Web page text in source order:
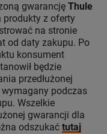
gwarancję Thule
produkty z oferty
na stronie
od daty zakupu. Po
konsument
będzie
przedłużonej
podczas
Wszelkie
gwarancji dla
odszukać tutaj